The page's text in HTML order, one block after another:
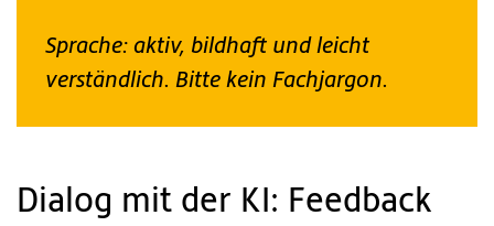
Sprache: aktiv, bildhaft und leicht
verständlich. Bitte kein Fachjargon.
Dialog mit der KI: Feedback